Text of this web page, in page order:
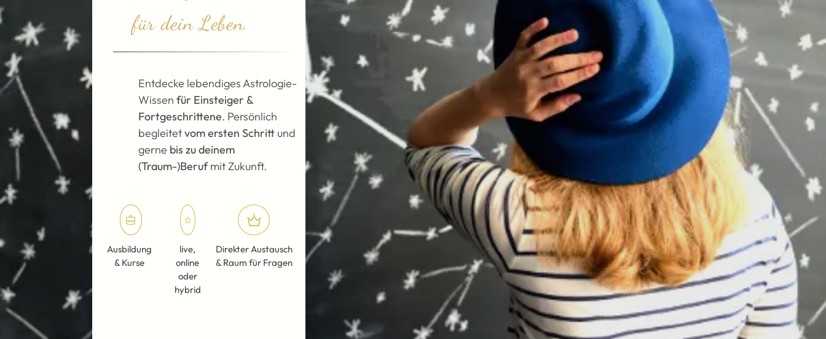
Asteroid ORCUS
für dein Leben.
Entdecke lebendiges Astrologie-
Wissen für Einsteiger &
Fortgeschrittene. Persönlich
begleitetvom ersten Schritt und
gerne bis zu deinem
(Traum-)Beruf mit Zukunft.
Ausbildung
& Kurse
live,
online
oder
hybrid
Direkter Austausch
& Raum für Fragen